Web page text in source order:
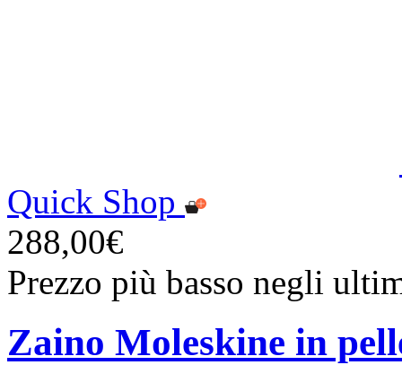
Quick Shop
288,00€
Prezzo più basso negli
Zaino Moleskine in